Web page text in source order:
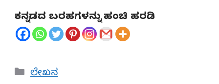
ಕನ್ನಡದ ಬರಹಗಳನ್ನು ಹಂಚಿ ಹರಡಿ
Categories
ಲೇಖನ